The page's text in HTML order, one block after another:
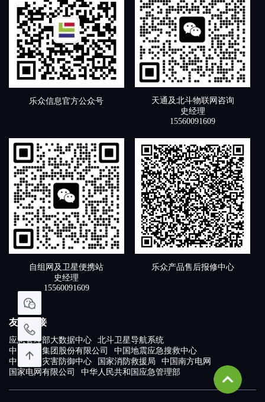
乐众信息官方公众号
天通及北斗物联网咨询
史经理
15560091609
自组网及卫星便携站
史经理
15560091609
乐众产品售后报修中心
友情链接
应急管理部大数据中心
北斗卫星导航系统
中国卫通集团股份有限公司
中国地震应急搜救中心
中国地震灾害防御中心
国家消防救援局
中国南方电网
国家电网有限公司
中华人民共和国应急管理部